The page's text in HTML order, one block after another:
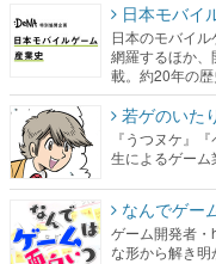
日本モバイ
日本のモバイ
網羅するほか
載。約20年の
若ゲのいた
『うつヌケ』
生によるゲーム
なんでゲー
ゲーム開発者
な形から解き明